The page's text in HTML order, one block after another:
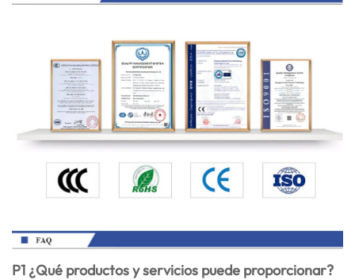
P1 ¿Qué productos y servicios puede proporcionar?